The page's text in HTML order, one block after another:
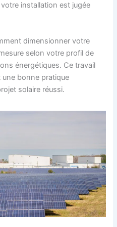
installation est jugée
dimensionner votre
selon votre profil de
énergétiques. Ce travail
une bonne pratique
solaire réussi.